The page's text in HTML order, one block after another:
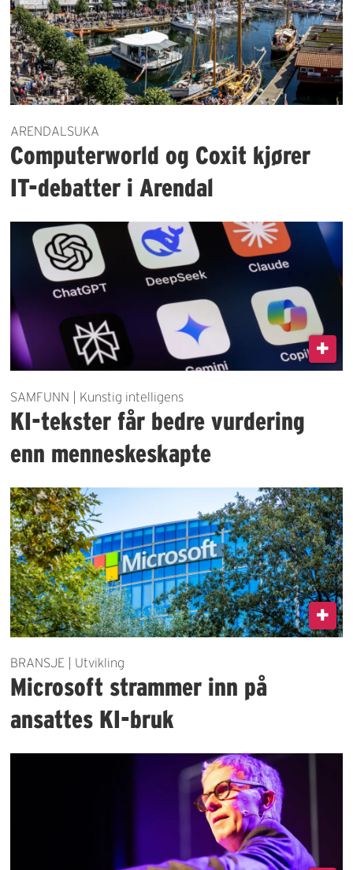
ARENDALSUKA
Computerworld og Coxit kjører
IT-debatter i Arendal
SAMFUNN | Kunstig intelligens
KI-tekster får bedre vurdering
enn menneskeskapte
BRANSJE | Utvikling
Microsoft strammer inn på
ansattes KI-bruk